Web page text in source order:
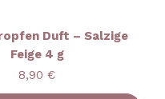
Duft – Salzige
Feige 4 g
Preis
8,90 €